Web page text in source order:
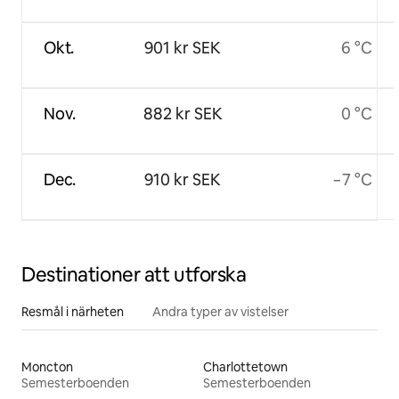
Okt.
Nov.
Dec.
901 kr SEK
882 kr SEK
910 kr SEK
6 °C
0 °C
−7 °C
Destinationer att utforska
Resmål i närheten Andra typer av vistelser
Moncton
Semesterboenden
Charlottetown
Semesterboenden